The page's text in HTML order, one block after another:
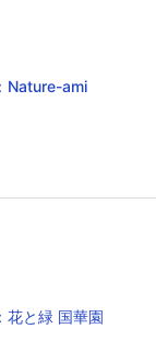
Nature-ami
花と緑 国華園